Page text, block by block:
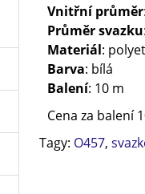
Vnitřní průměr
Průměr svazku
Materiál:
Barva: bílá
Balení: 10 m
Cena za balení
Tagy: O457,